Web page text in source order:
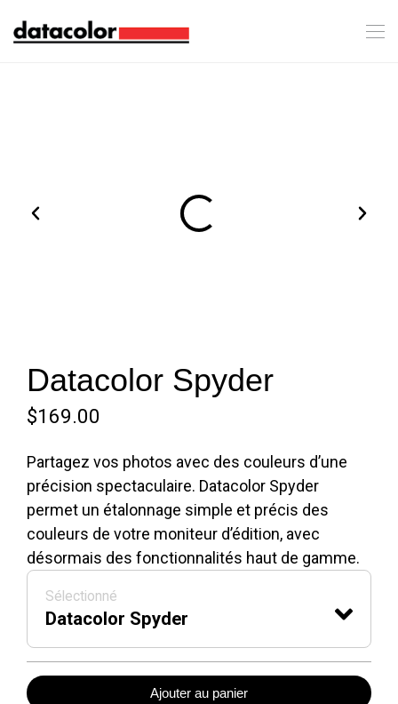
Datacolor Spyder
$169.00
Partagez vos photos avec des couleurs d’une
précision spectaculaire. Datacolor Spyder
permet un étalonnage simple et précis des
couleurs de votre moniteur d’édition, avec
désormais des fonctionnalités haut de gamme.
Sélectionné
Datacolor Spyder
Ajouter au panier